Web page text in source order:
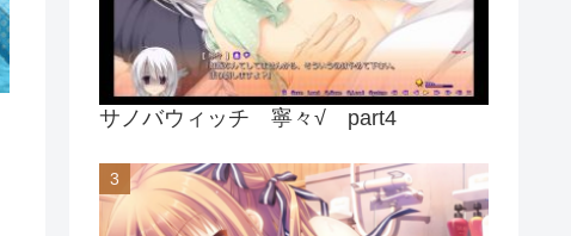
サノバウィッチ 寧々√ part4